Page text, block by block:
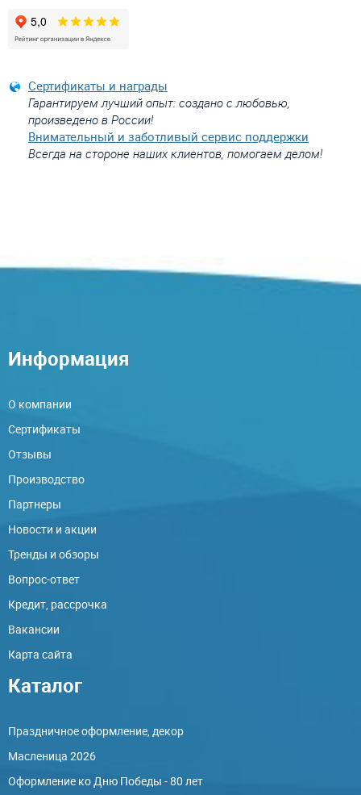
Сертификаты и награды
Гарантируем лучший опыт: создано с любовью,
произведено в России!
Внимательный и заботливый сервис поддержки
Всегда на стороне наших клиентов, помогаем делом!
Информация
О компании
Сертификаты
Отзывы
Производство
Партнеры
Новости и акции
Тренды и обзоры
Вопрос-ответ
Кредит, рассрочка
Вакансии
Карта сайта
Каталог
Праздничное оформление, декор
Масленица 2026
Оформление ко Дню Победы - 80 лет